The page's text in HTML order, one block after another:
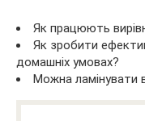
Як працюють
Як зробити
домашніх умовах?
Можна ламінувати